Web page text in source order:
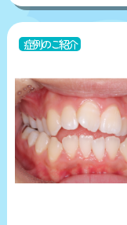
症例のご紹介